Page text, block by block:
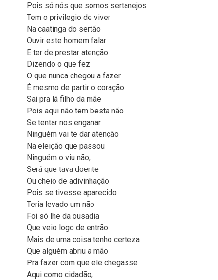
Pois só nós que somos sertanejos
Tem o privilegio de viver
Na caatinga do sertão
Ouvir este homem falar
E ter de prestar atenção
Dizendo o que fez
O que nunca chegou a fazer
É mesmo de partir o coração
Sai pra lá filho da mãe
Pois aqui não tem besta não
Se tentar nos enganar
Ninguém vai te dar atenção
Na eleição que passou
Ninguém o viu não,
Será que tava doente
Ou cheio de adivinhação
Pois se tivesse aparecido
Teria levado um não
Foi só lhe da ousadia
Que veio logo de entrão
Mais de uma coisa tenho certeza
Que alguém abriu a mão
Pra fazer com que ele chegasse
Aqui como cidadão;